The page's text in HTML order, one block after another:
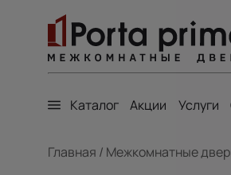
Каталог Акции Услуги
Главная / Межкомнатные